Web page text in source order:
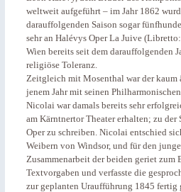
weltweit aufgeführt – im Jahr 1862
darauffolgenden Saison sogar
sehr an Halévys Oper La Juive
Wien bereits seit dem darauffolgenden
religiöse Toleranz.
Zeitgleich mit Mosenthal war der
jenem Jahr mit seinen
Nicolai war damals bereits sehr
am Kärntnertor Theater erhalten; zu
Oper zu schreiben. Nicolai entschied
Weibern von Windsor, und für den
Zusammenarbeit der beiden geriet
Textvorgaben und verfasste die
zur geplanten Uraufführung 1845